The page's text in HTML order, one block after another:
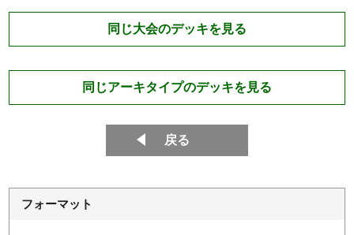
同じ大会のデッキを見る
同じアーキタイプのデッキを見る
戻る
フォーマット